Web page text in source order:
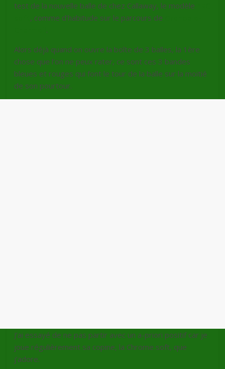
test de la nouvelle balle de chez Callaway, le modèle
, comme d’habitude sur le parcours de
.
Alors déjà quand on ouvre la boîte de 3 balles, la 1ère
chose que l’on ne peux rater, ce sont ces 3 bandes
bleues et rouges qui font le tour de la balle sur la moitié
de son pourtour.
J’ai essayé de ne pas partir avec un a-priori positif car je
joue régulièrement sa copine, la Chrome soft, que
j’adore.